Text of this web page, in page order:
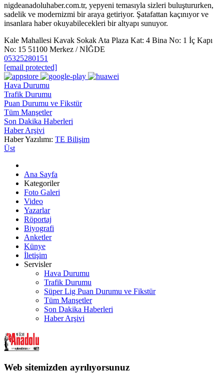
nigdeanadoluhaber.com.tr, yepyeni temasıyla sizleri buluştururken,
sadelik ve modernizmi bir araya getiriyor. Şatafattan kaçınıyor ve
insanlara haber okuyabilecekleri bir altyapı sunuyor.
Kale Mahallesi Kavak Sokak Ata Plaza Kat: 4 Bina No: 1 İç Kapı
No: 15 51100 Merkez / NİĞDE
05325280151
[email protected]
Hava Durumu
Trafik Durumu
Puan Durumu ve Fikstür
Tüm Manşetler
Son Dakika Haberleri
Haber Arşivi
Haber Yazılımı: TE Bilişim
Üst
Ana Sayfa
Kategoriler
Foto Galeri
Video
Yazarlar
Röportaj
Biyografi
Anketler
Künye
İletişim
Servisler
Hava Durumu
Trafik Durumu
Süper Lig Puan Durumu ve Fikstür
Tüm Manşetler
Son Dakika Haberleri
Haber Arşivi
Web sitemizden ayrılıyorsunuz